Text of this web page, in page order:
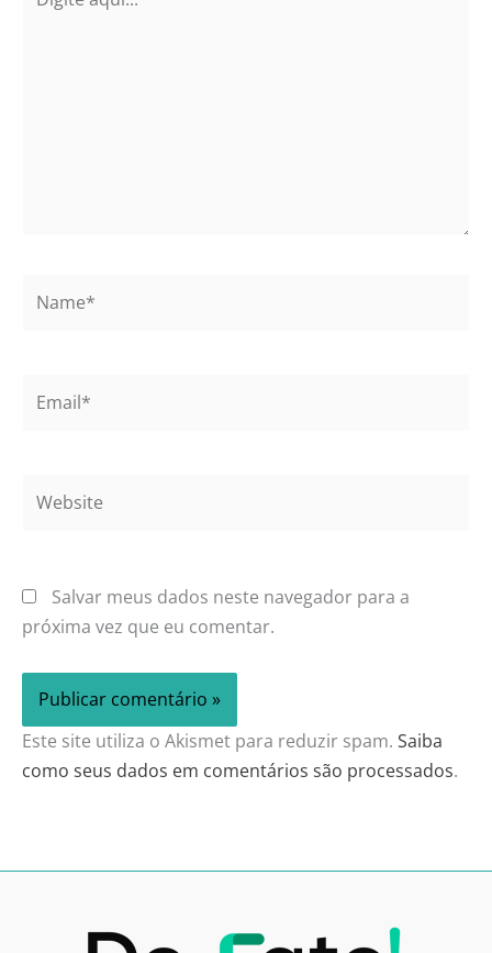
aqui...
Salvar meus dados neste navegador para a
próxima vez que eu comentar.
Este site utiliza o Akismet para reduzir spam. Saiba
como seus dados em comentários são processados.